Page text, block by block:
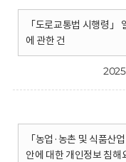
「도로교통법 시행령」
에 관한 건
「농업·농촌 및 식품산
안에 대한 개인정보 침해